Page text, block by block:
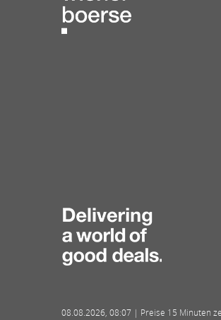
08.08.2026, 08:07 | Preise 15 Minuten